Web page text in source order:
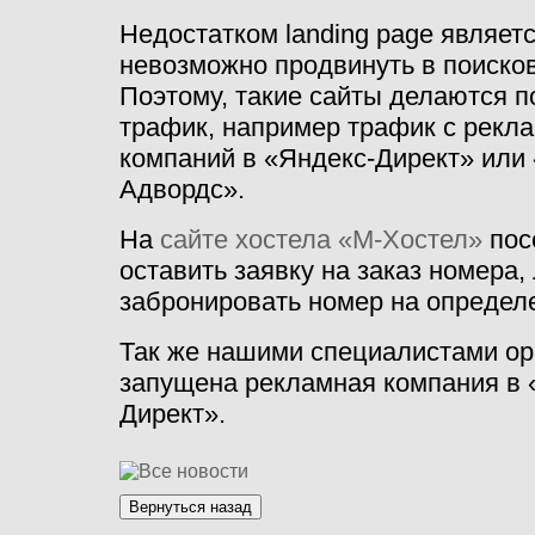
Недостатком landing page
невозможно продвинуть в
Поэтому, такие сайты делаются
трафик, например трафик с
компаний в «Яндекс-Директ» или
Адвордс».
На сайте хостела «М-Хостел»
оставить заявку на заказ
забронировать номер на
Так же нашими специалистами
запущена рекламная компания в
Директ».